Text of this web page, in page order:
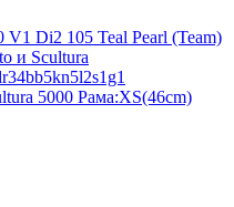
5000 Рама:XS(46cm)